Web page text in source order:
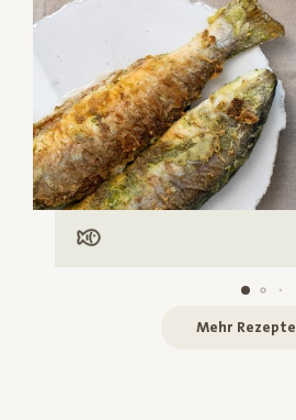
Mit Fisch
Mehr Rezepte